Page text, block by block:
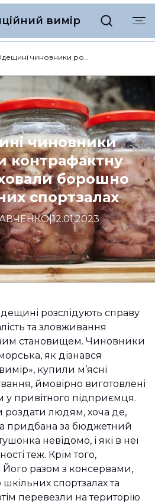
вимір
На Одещині чиновники роздавали контрафактну тушонку і ховали борошно по шкільних спортзалах
чиновники
контрафактну
борошно
спортзалах
|12.01.2023
розслідують справу
та зловживання
становищем. Чиновники
як дізнався
купили м’ясні
ймовірно виготовлені
у привітного підприємця.
роздати людям, хоча де,
придбана за бюджетний
невідомо, і які в неї
теж. Крім того,
разом з консервами,
спортзалах та
перевезли на територію